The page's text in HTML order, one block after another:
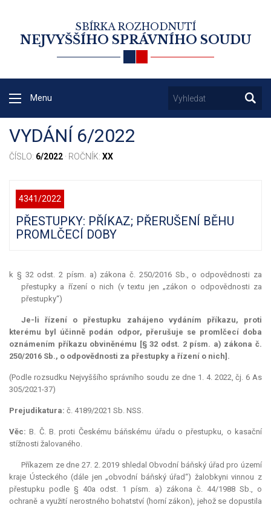
SBÍRKA ROZHODNUTÍ
NEJVYŠŠÍHO SPRÁVNÍHO SOUDU
Menu
VYDÁNÍ 6/2022
ČÍSLO: 6/2022 · ROČNÍK: XX
4341/2022
PŘESTUPKY: PŘÍKAZ; PŘERUŠENÍ BĚHU
PROMLČECÍ DOBY
k § 32 odst. 2 písm. a) zákona č. 250/2016 Sb., o odpovědnosti za
přestupky a řízení o nich (v textu jen „zákon o odpovědnosti za
přestupky“)
Je-li řízení o přestupku zahájeno vydáním příkazu, proti
kterému byl účinně podán odpor, přerušuje se promlčecí doba
oznámením příkazu obviněnému [§ 32 odst. 2 písm. a) zákona č.
250/2016 Sb., o odpovědnosti za přestupky a řízení o nich].
(Podle rozsudku Nejvyššího správního soudu ze dne 1. 4. 2022, čj. 6 As
305/2021-37)
Prejudikatura: č. 4189/2021 Sb. NSS.
Věc:B. Č. B. proti Českému báňskému úřadu o přestupku, o kasační
stížnosti žalovaného.
Příkazem ze dne 27. 2. 2019 shledal Obvodní báňský úřad pro území
kraje Ústeckého (dále jen „obvodní báňský úřad“) žalobkyni vinnou z
přestupku podle § 40a odst. 1 písm. a) zákona č. 44/1988 Sb., o
ochraně a využití nerostného bohatství (horní zákon), jehož se dopustila